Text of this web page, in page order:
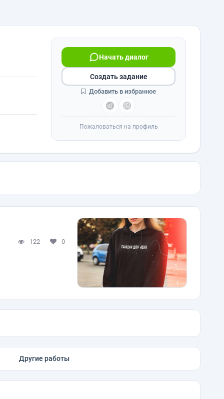
Начать диалог
Создать задание
Добавить в избранное
Пожаловаться на профиль
122 0
Другие работы